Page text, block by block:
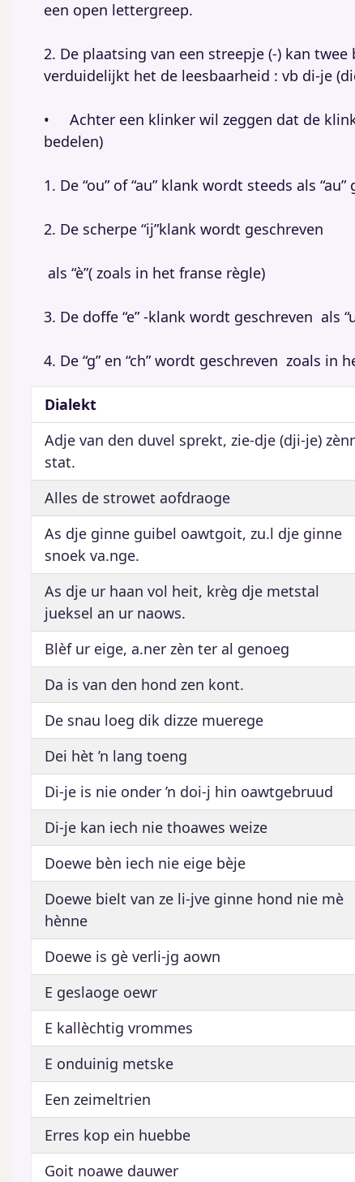
een open lettergreep.
2. De plaatsing van een streepje (-) kan
verduidelijkt het de leesbaarheid : vb di-je
• Achter een klinker wil zeggen dat de
bedelen)
1. De “ou” of “au” klank wordt steeds als “au”
2. De scherpe “ij”klank wordt geschreven
als “è”( zoals in het franse règle)
3. De doffe “e” -klank wordt geschreven als
4. De “g” en “ch” wordt geschreven zoals in
Dialekt
Adje van den duvel sprekt, zie-dje (dji-je)
stat.
Alles de strowet aofdraoge
As dje ginne guibel oawtgoit, zu.l dje ginne
snoek va.nge.
As dje ur haan vol heit, krèg dje metstal
jueksel an ur naows.
Blèf ur eige, a.ner zèn ter al genoeg
Da is van den hond zen kont.
De snau loeg dik dizze muerege
Dei hèt ’n lang toeng
Di-je is nie onder ’n doi-j hin oawtgebruud
Di-je kan iech nie thoawes weize
Doewe bèn iech nie eige bèje
Doewe bielt van ze li-jve ginne hond nie mè
hènne
Doewe is gè verli-jg aown
E geslaoge oewr
E kallèchtig vrommes
E onduinig metske
Een zeimeltrien
Erres kop ein huebbe
Goit noawe dauwer